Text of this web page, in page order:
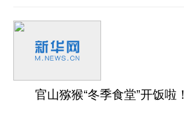
官山猕猴“冬季食堂”开饭啦！